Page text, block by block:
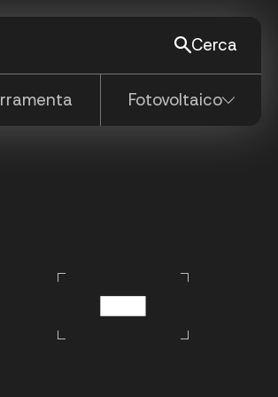
Cerca
Vedi tutti
Fotovoltaico